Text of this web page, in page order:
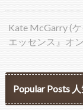
Kate McGarry (
エッセンス』オ
Popular Posts